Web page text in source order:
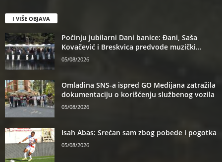
I VIŠE OBJAVA
Počinju jubilarni Dani banice: Đani, Saša
Kovačević i Breskvica predvode muzički...
05/08/2026
Omladina SNS-a ispred GO Medijana zatražila
dokumentaciju o korišćenju službenog vozila
05/08/2026
Isah Abas: Srećan sam zbog pobede i pogotka
05/08/2026